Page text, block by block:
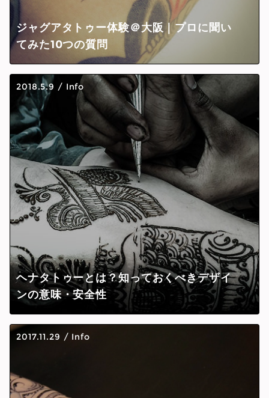
ジャグアタトゥー体験＠大阪｜プロに聞い
てみた10つの質問
2018.5.9 / Info
ヘナタトゥーとは？知っておくべきデザイ
ンの意味・安全性
2017.11.29 / Info